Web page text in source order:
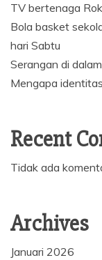
TV bertenaga
Bola basket
hari Sabtu
Serangan di
Mengapa
Recent
Tidak ada
Archives
Januari 2026